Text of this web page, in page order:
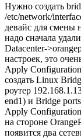
Нужно создать
/etc/network/
девайс для смены
надо сначала
Datacenter-
настроек, это
Apply
создать Linux
роутер
end1) и Bridge
Apply
на стороне
появится два